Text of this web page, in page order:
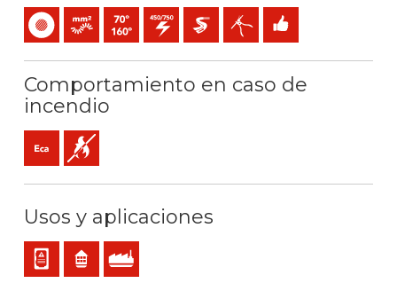
Unipolar Conductor flexible (clase 5) mm2
Temperatura máx. servicio: 70ºC / 160ºC
450 / 750 V C.A.Extra-deslizante
Fácil peladoFácil instalación
Comportamiento en caso de
incendio
Eca (reacción al fuego)
No propagador de la llama
Usos y aplicaciones
Cableado interno de cuadros o equipos
ResidencialUso industrial